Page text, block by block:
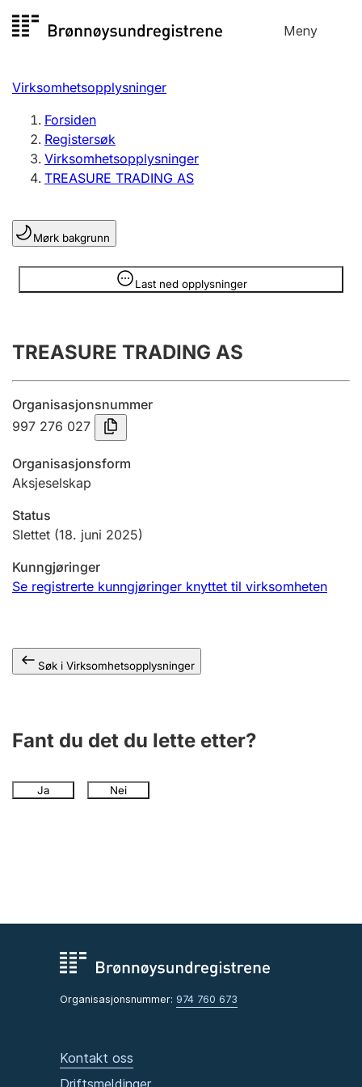
til
Meny
Registersøk
Aksjeselskap
Enkeltpersonforetak
Registrere, endre, slette
Lag og forening
Registrere, endre, slette
Innsending og forsinkelsesgebyr
Tinglysing
Jeger
Offentlig sektor
Andre tema
Virksomhetsopplysninger
Forsiden
Registersøk
Virksomhetsopplysninger
TREASURE TRADING AS
Mørk bakgrunn
Last ned opplysninger
Opplysninger er skjult
TREASURE TRADING AS
Organisasjonsnummer
997 276 027
Organisasjonsform
Aksjeselskap
Status
Slettet (18. juni 2025)
Kunngjøringer
Se registrerte kunngjøringer knyttet til virksomheten
Søk i Virksomhetsopplysninger
Fant du det du lette etter?
Ja Nei
Organisasjonsnummer: 974 760 673
Kontakt oss